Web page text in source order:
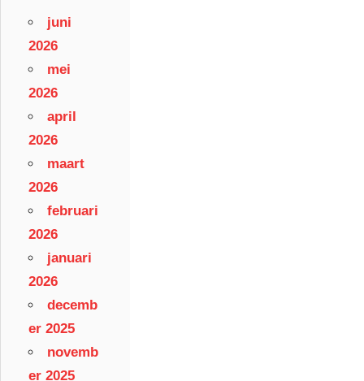
juni
2026
mei
2026
april
2026
maart
2026
februari
2026
januari
2026
decemb
er 2025
novemb
er 2025